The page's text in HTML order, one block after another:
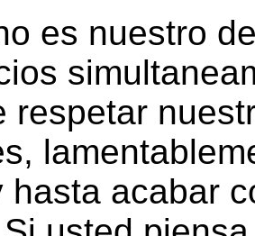
es nuestro
respetar
hasta acabar